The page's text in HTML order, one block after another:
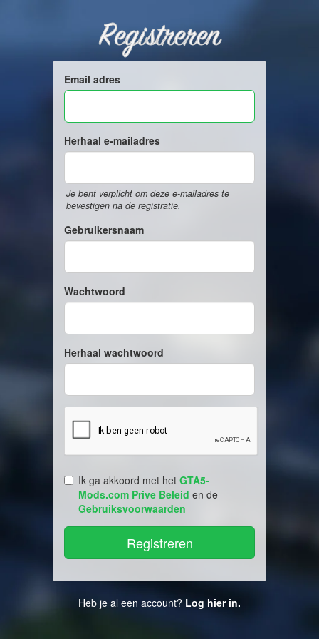
Registreren
Email adres
Herhaal e-mailadres
Je bent verplicht om deze e-mailadres te
bevestigen na de registratie.
Gebruikersnaam
Wachtwoord
Herhaal wachtwoord
Ik ga akkoord met het GTA5-
Mods.com Prive Beleid en de
Gebruiksvoorwaarden
Heb je al een account? Log hier in.